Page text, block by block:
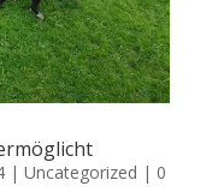
| Uncategorized | 0